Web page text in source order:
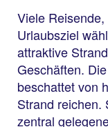
Viele
Urlaubsziel
attraktive
Geschäften.
beschattet von
Strand reichen.
zentral